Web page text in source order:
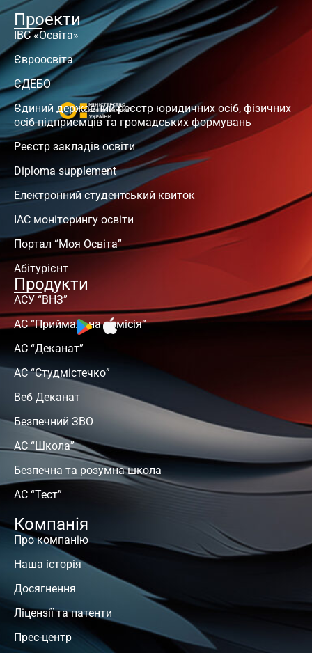
Проекти
ІВС «Освіта»
Євроосвіта
ЄДЕБО
Єдиний державний реєстр юридичних осіб, фізичних
осіб-підприємців та громадських формувань
Реєстр закладів освіти
Diploma supplement
Електронний студентський квиток
ІАС моніторингу освіти
Портал “Моя Освіта”
Абітурієнт
Продукти
АСУ “ВНЗ”
АС “Приймальна комісія”
АС “Деканат”
АС “Студмістечко”
Веб Деканат
Безпечний ЗВО
АС “Школа”
Безпечна та розумна школа
АС “Тест”
Компанія
Про компанію
Наша історія
Досягнення
Ліцензії та патенти
Прес-центр